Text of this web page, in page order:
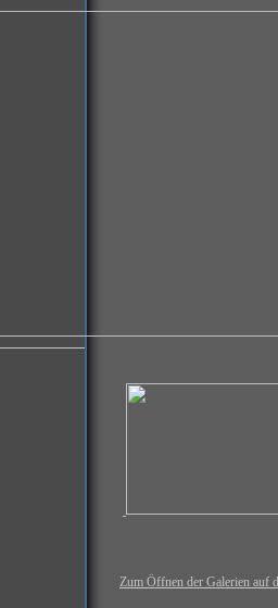
Zum Öffnen der Galerien auf